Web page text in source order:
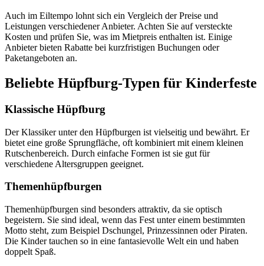
Auch im Eiltempo lohnt sich ein Vergleich der Preise und
Leistungen verschiedener Anbieter. Achten Sie auf versteckte
Kosten und prüfen Sie, was im Mietpreis enthalten ist. Einige
Anbieter bieten Rabatte bei kurzfristigen Buchungen oder
Paketangeboten an.
Beliebte Hüpfburg-Typen für Kinderfeste
Klassische Hüpfburg
Der Klassiker unter den Hüpfburgen ist vielseitig und bewährt. Er
bietet eine große Sprungfläche, oft kombiniert mit einem kleinen
Rutschenbereich. Durch einfache Formen ist sie gut für
verschiedene Altersgruppen geeignet.
Themenhüpfburgen
Themenhüpfburgen sind besonders attraktiv, da sie optisch
begeistern. Sie sind ideal, wenn das Fest unter einem bestimmten
Motto steht, zum Beispiel Dschungel, Prinzessinnen oder Piraten.
Die Kinder tauchen so in eine fantasievolle Welt ein und haben
doppelt Spaß.